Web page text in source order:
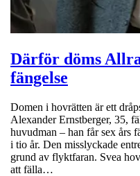
Därför döms
fängelse
Domen i hovrätten är ett
Alexander Ernstberger, 35,
huvudman – han får sex års
i tio år. Den misslyckade
grund av flyktfaran. Svea
att fälla…